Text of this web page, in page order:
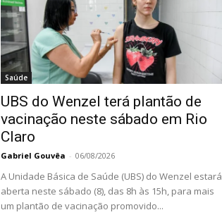
Saúde
UBS do Wenzel terá plantão de
vacinação neste sábado em Rio
Claro
Gabriel Gouvêa - 06/08/2026
A Unidade Básica de Saúde (UBS) do Wenzel estará
aberta neste sábado (8), das 8h às 15h, para mais
um plantão de vacinação promovido...